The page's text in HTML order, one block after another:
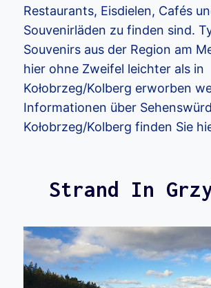
Restaurants, Eisdielen, Cafés
Souvenirläden zu finden sind.
Souvenirs aus der Region am
hier ohne Zweifel leichter als in
Kołobrzeg/Kolberg erworben
Informationen über
Kołobrzeg/Kolberg finden Sie
Strand In